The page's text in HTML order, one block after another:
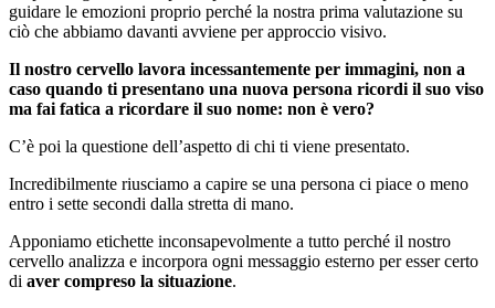
guidare le emozioni proprio perché la nostra prima valutazione su
ciò che abbiamo davanti avviene per approccio visivo.
Il nostro cervello lavora incessantemente per immagini, non a
caso quando ti presentano una nuova persona ricordi il suo viso
ma fai fatica a ricordare il suo nome: non è vero?
C’è poi la questione dell’aspetto di chi ti viene presentato.
Incredibilmente riusciamo a capire se una persona ci piace o meno
entro i sette secondi dalla stretta di mano.
Apponiamo etichette inconsapevolmente a tutto perché il nostro
cervello analizza e incorpora ogni messaggio esterno per esser certo
di aver compreso la situazione.